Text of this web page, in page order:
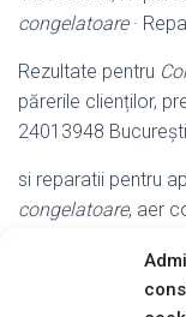
congelatoare·
Rezultate pentru
părerile clienților,
24013948 Bucureşti
si reparatii pentru
congelatoare, aer
Reparatii